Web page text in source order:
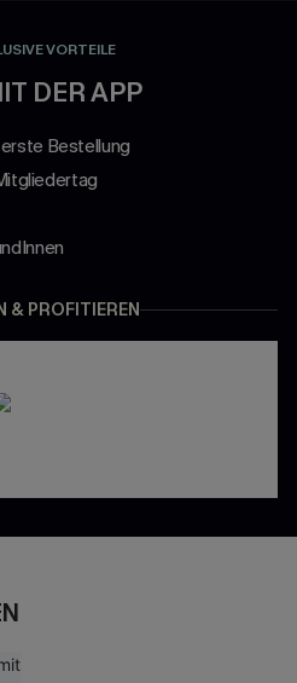
VORTEILE
DER APP
erste Bestellung
& PROFITIEREN